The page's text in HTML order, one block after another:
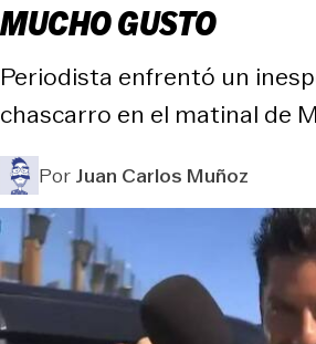
MUCHO GUSTO
Periodista enfrentó un
chascarro en el matinal de
PorJuan Carlos Muñoz